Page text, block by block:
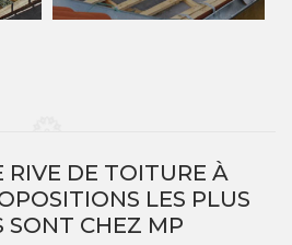
RIVE DE TOITURE À
LES PLUS
SONT CHEZ MP